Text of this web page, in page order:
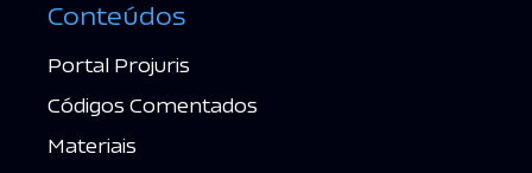
Conteúdos
Portal Projuris
Códigos Comentados
Materiais